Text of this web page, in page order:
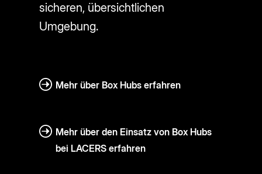
sicheren, übersichtlichen
Umgebung.
Mehr über Box Hubs erfahren
Mehr über den Einsatz von Box Hubs
bei LACERS erfahren